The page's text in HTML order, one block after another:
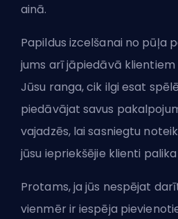
ainā.
Papildus izcelšanai no pūļa
jums arī jāpiedāvā
Jūsu ranga, cik ilgi esat
piedāvājat savus
vajadzēs, lai sasniegtu
jūsu iepriekšējie klienti
Protams, ja jūs nespējat
vienmēr ir iespēja